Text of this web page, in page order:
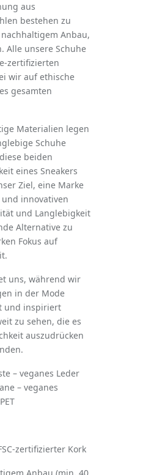
aus
bestehen zu
Anbau,
Alle unsere Schuhe
zertifizierten
wir auf ethische
gesamten
Materialien legen
Schuhe
beiden
eines Sneakers
Ziel, eine Marke
innovativen
und Langlebigkeit
Alternative zu
Fokus auf
uns, während wir
in der Mode
und inspiriert
zu sehen, die es
auszudrücken
– veganes Leder
– veganes
zertifizierter Kork